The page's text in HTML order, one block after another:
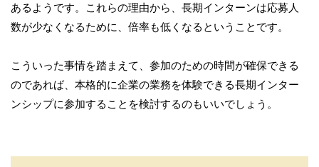
あるようです。これらの理由から、長期インターンは応募人
数が少なくなるために、倍率も低くなるということです。
こういった事情を踏まえて、参加のための時間が確保できる
のであれば、本格的に企業の業務を体験できる長期インター
ンシップに参加することを検討するのもいいでしょう。